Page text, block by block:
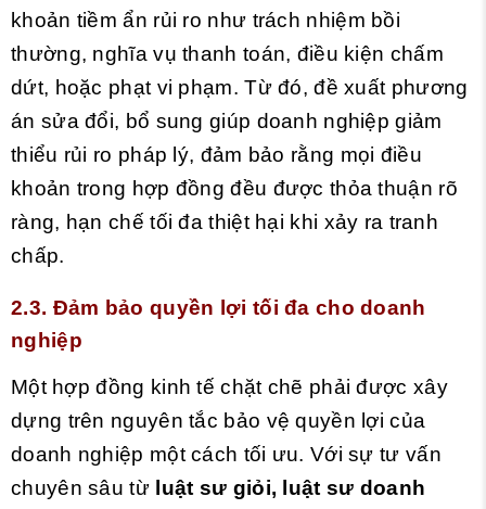
khoản tiềm ẩn rủi ro như trách nhiệm bồi
thường, nghĩa vụ thanh toán, điều kiện chấm
dứt, hoặc phạt vi phạm. Từ đó, đề xuất phương
án sửa đổi, bổ sung giúp doanh nghiệp giảm
thiểu rủi ro pháp lý, đảm bảo rằng mọi điều
khoản trong hợp đồng đều được thỏa thuận rõ
ràng, hạn chế tối đa thiệt hại khi xảy ra tranh
chấp.
2.3. Đảm bảo quyền lợi tối đa cho doanh
nghiệp
Một hợp đồng kinh tế chặt chẽ phải được xây
dựng trên nguyên tắc bảo vệ quyền lợi của
doanh nghiệp một cách tối ưu. Với sự tư vấn
chuyên sâu từ luật sư giỏi, luật sư doanh